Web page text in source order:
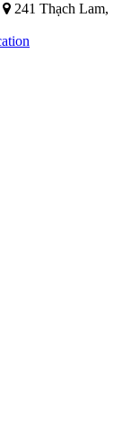
241 Thạch Lam,